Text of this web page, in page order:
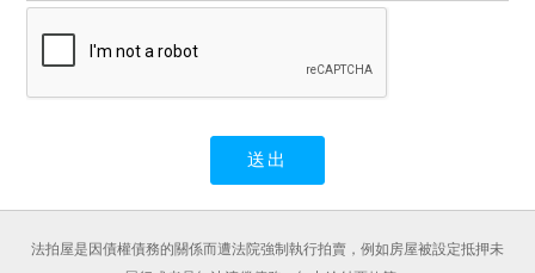
法拍屋是因債權債務的關係而遭法院強制執行拍賣，例如房屋被設定抵押未